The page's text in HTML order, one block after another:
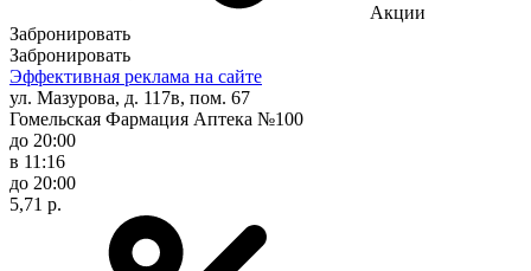
Акции
Забронировать
Забронировать
Эффективная реклама на сайте
ул. Мазурова, д. 117в, пом. 67
Гомельская Фармация Аптека №100
до 20:00
в 11:16
до 20:00
5,71 р.